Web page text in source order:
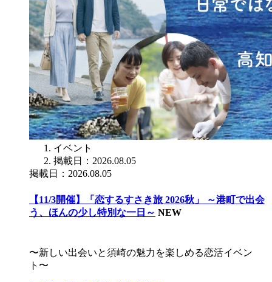
イベント
掲載日：2026.08.05
掲載日：2026.08.05
【11/3開催】「恋するすさき旅 2026秋」 ～港町で出会
う、ほんの少し特別な一日～ NEW
〜新しい出会いと須崎の魅力を楽しめる恋活イベン
ト〜